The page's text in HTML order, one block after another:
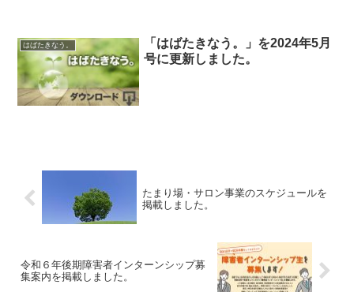
はばたきなう。
「はばたきなう。」を2024年5月
号に更新しました。
たまり場・サロン事業のスケジュールを
掲載しました。
令和６年後期障害者インターンシップ募
集案内を掲載しました。